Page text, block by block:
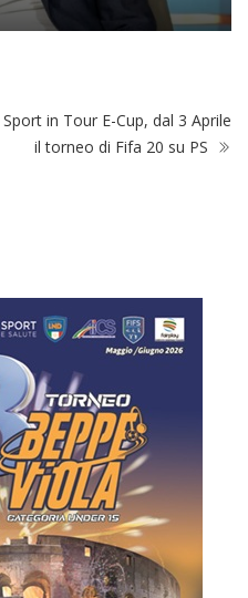
Sport in Tour E-Cup, dal 3 Aprile
il torneo di Fifa 20 su PS